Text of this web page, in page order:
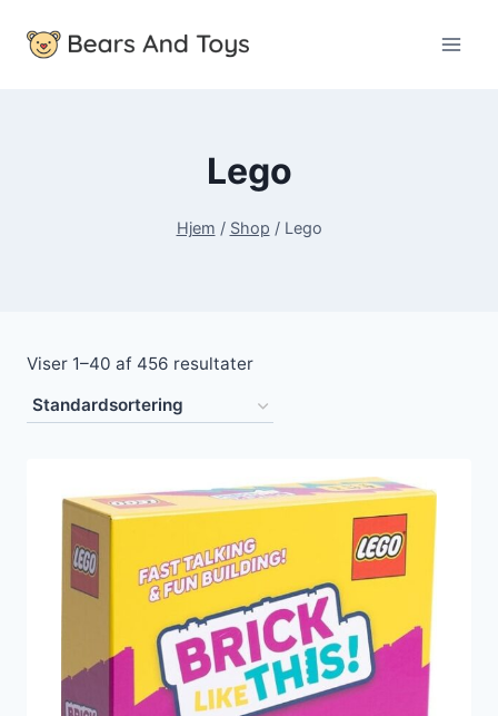
Lego
Hjem / Shop / Lego
Viser 1–40 af 456 resultater